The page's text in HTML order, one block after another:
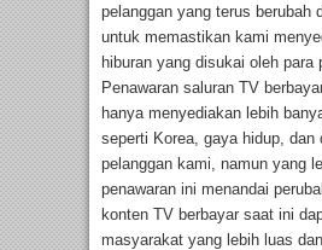
pelanggan yang terus berubah
untuk memastikan kami
hiburan yang disukai oleh para
Penawaran saluran TV
hanya menyediakan lebih
seperti Korea, gaya hidup, dan
pelanggan kami, namun yang
penawaran ini menandai
konten TV berbayar saat ini
masyarakat yang lebih luas